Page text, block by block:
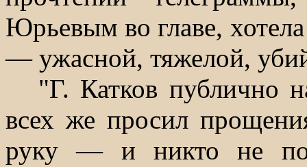
Юрьевым во главе, хотела
— ужасной, тяжелой,
"Г. Катков публично
всех же просил
руку — и никто не